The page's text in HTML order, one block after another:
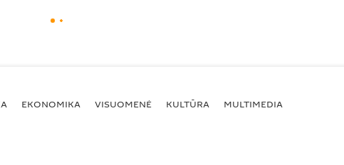
EKONOMIKA VISUOMENĖ KULTŪRA MULTIMEDIA